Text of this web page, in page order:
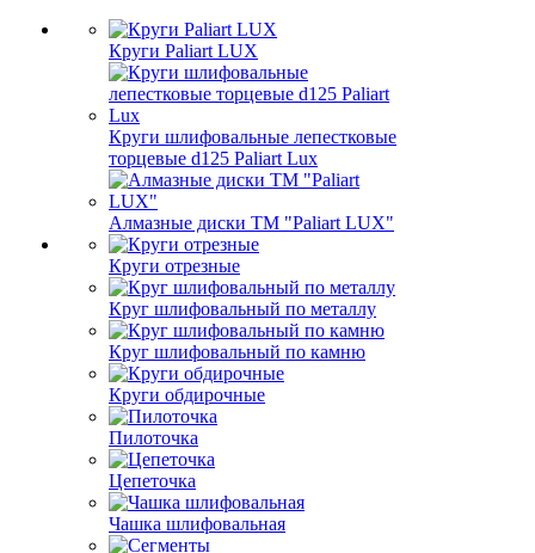
Круги Paliart LUX
Круги шлифовальные лепестковые
торцевые d125 Paliart Lux
Алмазные диски ТМ "Paliart LUX"
Круги отрезные
Круг шлифовальный по металлу
Круг шлифовальный по камню
Круги обдирочные
Пилоточка
Цепеточка
Чашка шлифовальная